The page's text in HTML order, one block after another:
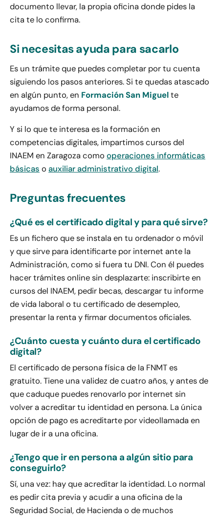
documento llevar, la propia oficina donde pides la
cita te lo confirma.
Si necesitas ayuda para sacarlo
Es un trámite que puedes completar por tu cuenta
siguiendo los pasos anteriores. Si te quedas atascado
en algún punto, en Formación San Miguelte
ayudamos de forma personal.
Y si lo que te interesa es la formación en
competencias digitales, impartimos cursos del
INAEM en Zaragoza como operaciones informáticas
básicas o auxiliar administrativo digital.
Preguntas frecuentes
¿Qué es el certificado digital y para qué sirve?
Es un fichero que se instala en tu ordenador o móvil
y que sirve para identificarte por internet ante la
Administración, como si fuera tu DNI. Con él puedes
hacer trámites online sin desplazarte: inscribirte en
cursos del INAEM, pedir becas, descargar tu informe
de vida laboral o tu certificado de desempleo,
presentar la renta y firmar documentos oficiales.
¿Cuánto cuesta y cuánto dura el certificado
digital?
El certificado de persona física de la FNMT es
gratuito. Tiene una validez de cuatro años, y antes de
que caduque puedes renovarlo por internet sin
volver a acreditar tu identidad en persona. La única
opción de pago es acreditarte por videollamada en
lugar de ir a una oficina.
¿Tengo que ir en persona a algún sitio para
conseguirlo?
Sí, una vez: hay que acreditar la identidad. Lo normal
es pedir cita previa y acudir a una oficina de la
Seguridad Social, de Hacienda o de muchos